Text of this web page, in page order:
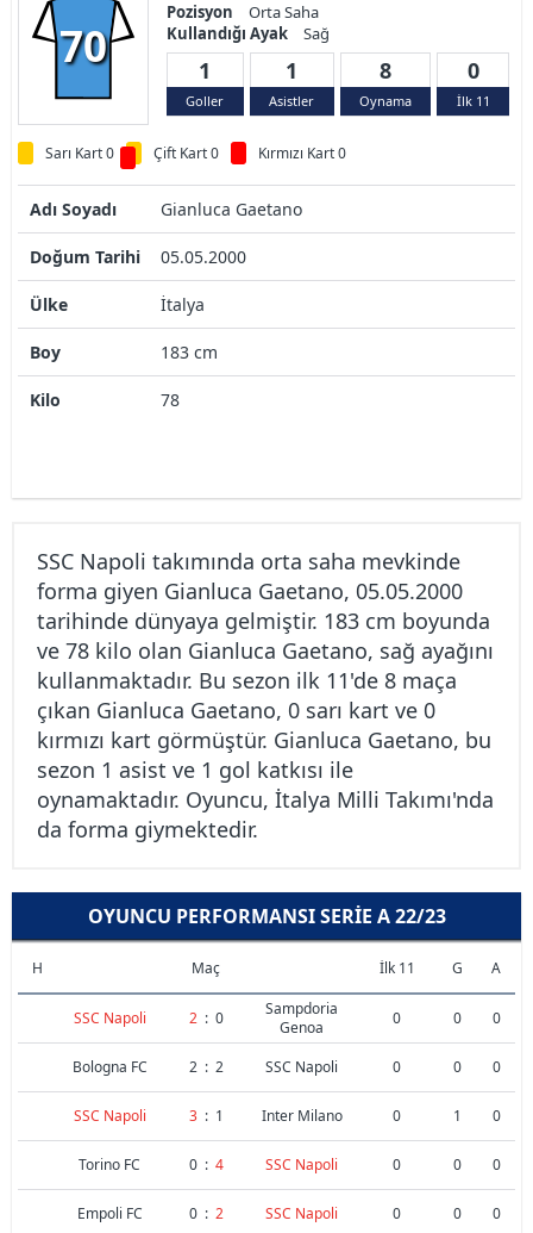
70
Pozisyon
Orta Saha
Kullandığı Ayak
Sağ
1
Goller
1
Asistler
8
Oynama
0
İlk 11
Sarı Kart 0 Çift Kart 0 Kırmızı Kart 0
Adı Soyadı Gianluca Gaetano
Doğum Tarihi 05.05.2000
Ülke İtalya
Boy 183 cm
Kilo 78
SSC Napoli takımında orta saha mevkinde
forma giyen Gianluca Gaetano, 05.05.2000
tarihinde dünyaya gelmiştir. 183 cm boyunda
ve 78 kilo olan Gianluca Gaetano, sağ ayağını
kullanmaktadır. Bu sezon ilk 11'de 8 maça
çıkan Gianluca Gaetano, 0 sarı kart ve 0
kırmızı kart görmüştür. Gianluca Gaetano, bu
sezon 1 asist ve 1 gol katkısı ile
oynamaktadır. Oyuncu, İtalya Milli Takımı'nda
da forma giymektedir.
OYUNCU PERFORMANSI SERIE A 22/23
H Maç İlk 11 G A
SSC Napoli 2 : 0
Sampdoria
Genoa
0 0 0
Bologna FC 2 : 2 SSC Napoli 0 0 0
SSC Napoli 3 : 1 Inter Milano 0 1 0
Torino FC 0 : 4 SSC Napoli 0 0 0
Empoli FC 0 : 2 SSC Napoli 0 0 0